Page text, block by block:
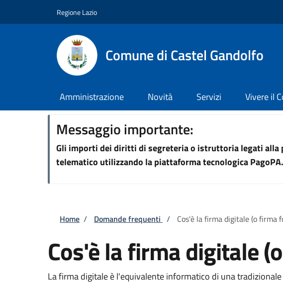
Regione Lazio
Comune di Castel Gandolfo
Amministrazione Novità Servizi Vivere il
Messaggio importante:
Gli importi dei diritti di segreteria o istruttoria legati alla
telematico utilizzando la piattaforma tecnologica PagoPA.
Briciole di pane
Home / Domande frequenti / Cos'è la firma digitale (o firma
Cos'è la firma digitale
La firma digitale è l'equivalente informatico di una